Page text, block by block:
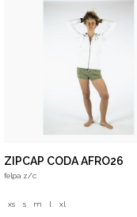
ZIPCAP CODA AFRO26
felpa z/c
xs s m l xl